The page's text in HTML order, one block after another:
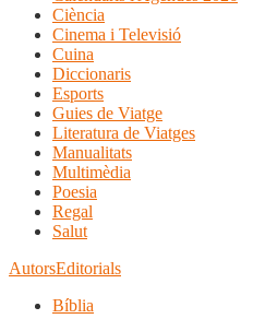
Ciència
Cinema i Televisió
Cuina
Diccionaris
Esports
Guies de Viatge
Literatura de Viatges
Manualitats
Multimèdia
Poesia
Regal
Salut
AutorsEditorials
Bíblia